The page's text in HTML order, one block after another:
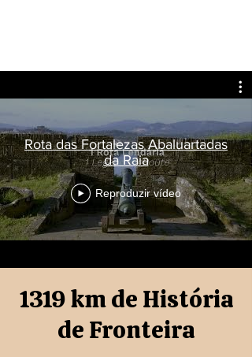
Rota das Fortalezas Abaluartadas
da Raia
Reproduzir vídeo
1319 km de História
de Fronteira